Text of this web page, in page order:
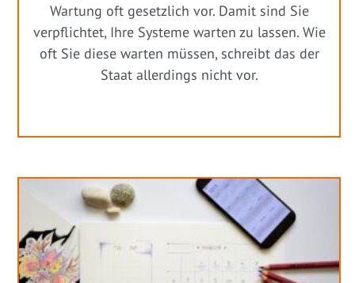
Wartung oft gesetzlich vor. Damit sind Sie
verpflichtet, Ihre Systeme warten zu lassen. Wie
oft Sie diese warten müssen, schreibt das der
Staat allerdings nicht vor.